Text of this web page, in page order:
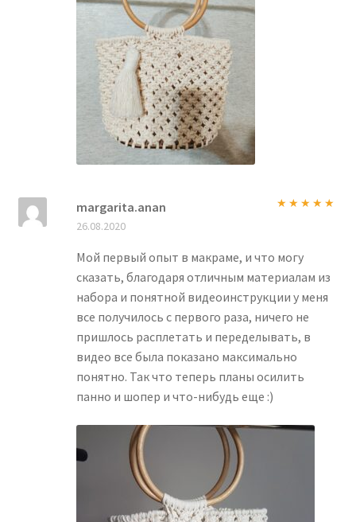
margarita.anan
26.08.2020
Мой первый опыт в макраме, и что могу
сказать, благодаря отличным материалам из
набора и понятной видеоинструкции у меня
все получилось с первого раза, ничего не
пришлось расплетать и переделывать, в
видео все была показано максимально
понятно. Так что теперь планы осилить
панно и шопер и что-нибудь еще :)